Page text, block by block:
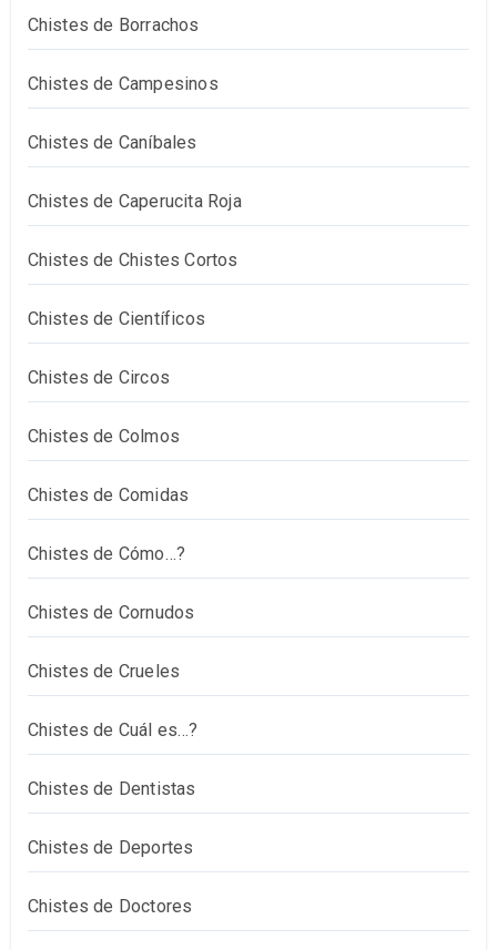
Chistes de Borrachos
Chistes de Campesinos
Chistes de Caníbales
Chistes de Caperucita Roja
Chistes de Chistes Cortos
Chistes de Científicos
Chistes de Circos
Chistes de Colmos
Chistes de Comidas
Chistes de Cómo…?
Chistes de Cornudos
Chistes de Crueles
Chistes de Cuál es…?
Chistes de Dentistas
Chistes de Deportes
Chistes de Doctores